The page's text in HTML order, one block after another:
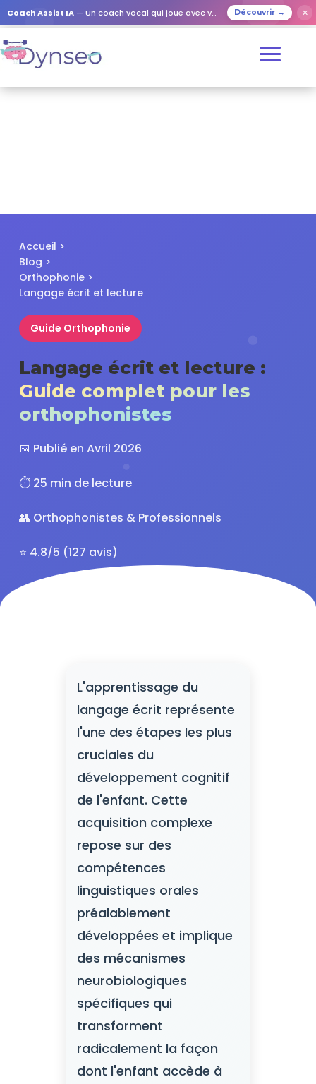
Coach Assist IA — Un coach vocal qui joue avec vos proches Découvrir → ✕
Accueil >
Blog >
Orthophonie >
Langage écrit et lecture
Guide Orthophonie
Langage écrit et lecture :
Guide complet pour les
orthophonistes
📅 Publié en Avril 2026
⏱️ 25 min de lecture
👥 Orthophonistes & Professionnels
⭐ 4.8/5 (127 avis)
L'apprentissage du
langage écrit représente
l'une des étapes les plus
cruciales du
développement cognitif
de l'enfant. Cette
acquisition complexe
repose sur des
compétences
linguistiques orales
préalablement
développées et implique
des mécanismes
neurobiologiques
spécifiques qui
transforment
radicalement la façon
dont l'enfant accède à